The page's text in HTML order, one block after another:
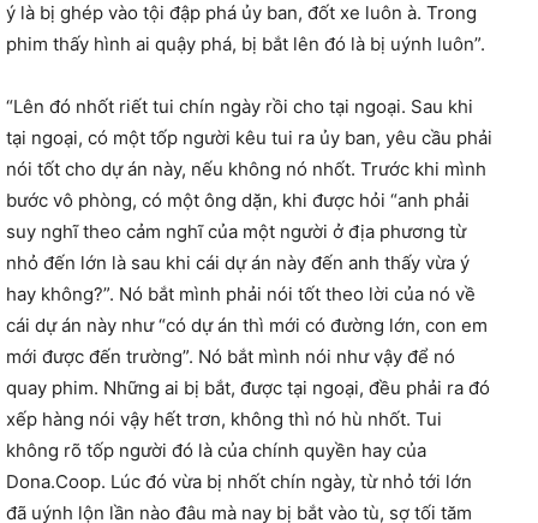
ý là bị ghép vào tội đập phá ủy ban, đốt xe luôn à. Trong
phim thấy hình ai quậy phá, bị bắt lên đó là bị uýnh luôn”.
“Lên đó nhốt riết tui chín ngày rồi cho tại ngoại. Sau khi
tại ngoại, có một tốp người kêu tui ra ủy ban, yêu cầu phải
nói tốt cho dự án này, nếu không nó nhốt. Trước khi mình
bước vô phòng, có một ông dặn, khi được hỏi “anh phải
suy nghĩ theo cảm nghĩ của một người ở địa phương từ
nhỏ đến lớn là sau khi cái dự án này đến anh thấy vừa ý
hay không?”. Nó bắt mình phải nói tốt theo lời của nó về
cái dự án này như “có dự án thì mới có đường lớn, con em
mới được đến trường”. Nó bắt mình nói như vậy để nó
quay phim. Những ai bị bắt, được tại ngoại, đều phải ra đó
xếp hàng nói vậy hết trơn, không thì nó hù nhốt. Tui
không rõ tốp người đó là của chính quyền hay của
Dona.Coop. Lúc đó vừa bị nhốt chín ngày, từ nhỏ tới lớn
đã uýnh lộn lần nào đâu mà nay bị bắt vào tù, sợ tối tăm